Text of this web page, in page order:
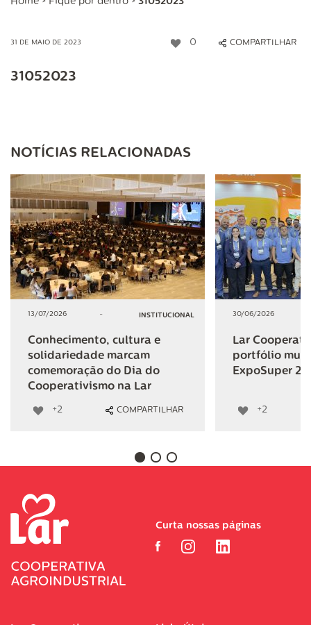
31 DE MAIO DE 2023 0 COMPARTILHAR
31052023
NOTÍCIAS RELACIONADAS
13/07/2026 - INSTITUCIONAL
Conhecimento, cultura e
solidariedade marcam
comemoração do Dia do
Cooperativismo na Lar
+2 COMPARTILHAR
30/06/2026
Lar
portfólio
ExpoSuper
+2
Curta nossas páginas